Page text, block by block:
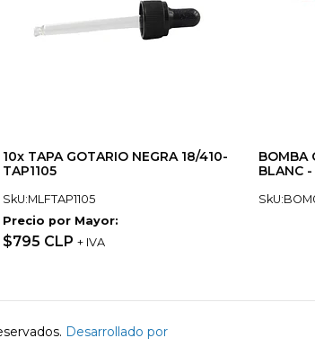
10x TAPA GOTARIO NEGRA 18/410-
TAP1105
SkU:MLFTAP1105
Precio por Mayor:
$795 CLP + IVA
BOMBA
BLANC -
Desarrollado por